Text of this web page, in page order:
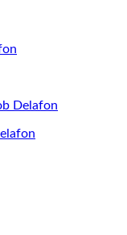
Delafon